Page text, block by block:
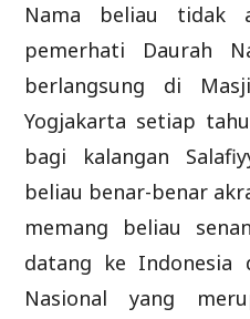
Nama beliau tidak
pemerhati Daurah
berlangsung di
Yogjakarta setiap
bagi kalangan
beliau benar-benar
memang beliau
datang ke Indonesia
Nasional yang